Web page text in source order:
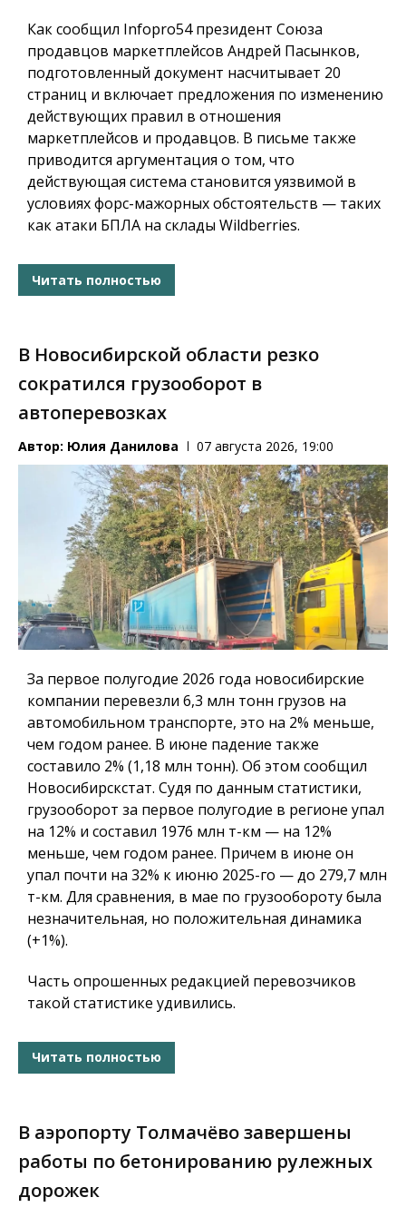
Как сообщил Infopro54президент Союза
продавцов маркетплейсов Андрей Пасынков,
подготовленный документ насчитывает 20
страниц и включает предложения по изменению
действующих правил в отношения
маркетплейсов и продавцов. В письме также
приводится аргументация о том, что
действующая система становится уязвимой в
условиях форс-мажорных обстоятельств — таких
как атаки БПЛА на склады Wildberries.
Читать полностью
В Новосибирской области резко
сократился грузооборот в
автоперевозках
Автор: Юлия Данилова 07 августа 2026, 19:00
За первое полугодие 2026 года новосибирские
компании перевезли 6,3 млн тонн грузов на
автомобильном транспорте, это на 2% меньше,
чем годом ранее. В июне падение также
составило 2% (1,18 млн тонн). Об этом сообщил
Новосибирскстат. Судя по данным статистики,
грузооборот за первое полугодие в регионе упал
на 12% и составил 1976 млн т-км — на 12%
меньше, чем годом ранее. Причем в июне он
упал почти на 32% к июню 2025-го — до 279,7 млн
т-км. Для сравнения, в мае по грузообороту была
незначительная, но положительная динамика
(+1%).
Часть опрошенных редакцией перевозчиков
такой статистике удивились.
Читать полностью
В аэропорту Толмачёво завершены
работы по бетонированию рулежных
дорожек